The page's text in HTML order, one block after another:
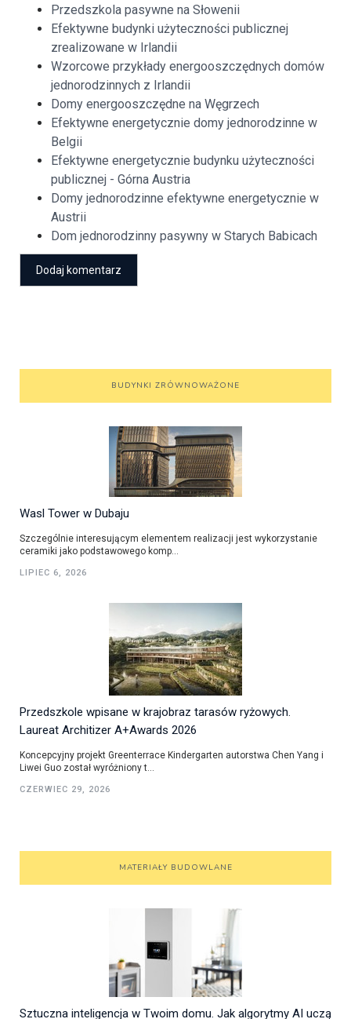
Przedszkola pasywne na Słowenii
Efektywne budynki użyteczności publicznej
zrealizowane w Irlandii
Wzorcowe przykłady energooszczędnych domów
jednorodzinnych z Irlandii
Domy energooszczędne na Węgrzech
Efektywne energetycznie domy jednorodzinne w
Belgii
Efektywne energetycznie budynku użyteczności
publicznej - Górna Austria
Domy jednorodzinne efektywne energetycznie w
Austrii
Dom jednorodzinny pasywny w Starych Babicach
BUDYNKI ZRÓWNOWAŻONE
Wasl Tower w Dubaju
Szczególnie interesującym elementem realizacji jest wykorzystanie
ceramiki jako podstawowego komp...
LIPIEC 6, 2026
Przedszkole wpisane w krajobraz tarasów ryżowych.
Laureat Architizer A+Awards 2026
Koncepcyjny projekt Greenterrace Kindergarten autorstwa Chen Yang i
Liwei Guo został wyróżniony t...
CZERWIEC 29, 2026
MATERIAŁY BUDOWLANE
Sztuczna inteligencja w Twoim domu. Jak algorytmy AI uczą